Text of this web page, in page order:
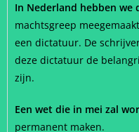
In Nederland hebben we
machtsgreep
een dictatuur. De
deze dictatuur de
zijn.
Een wet die in mei zal
permanent maken.